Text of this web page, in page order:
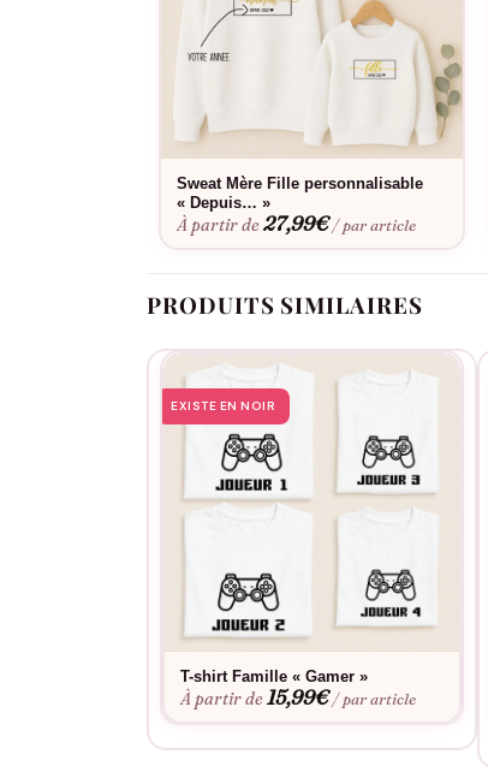
Sweat Mère Fille personnalisable
« Depuis… »
À partir de27,99€ / par article
PRODUITS SIMILAIRES
EXISTE EN NOIR
T-shirt Famille « Gamer »
À partir de15,99€ / par article